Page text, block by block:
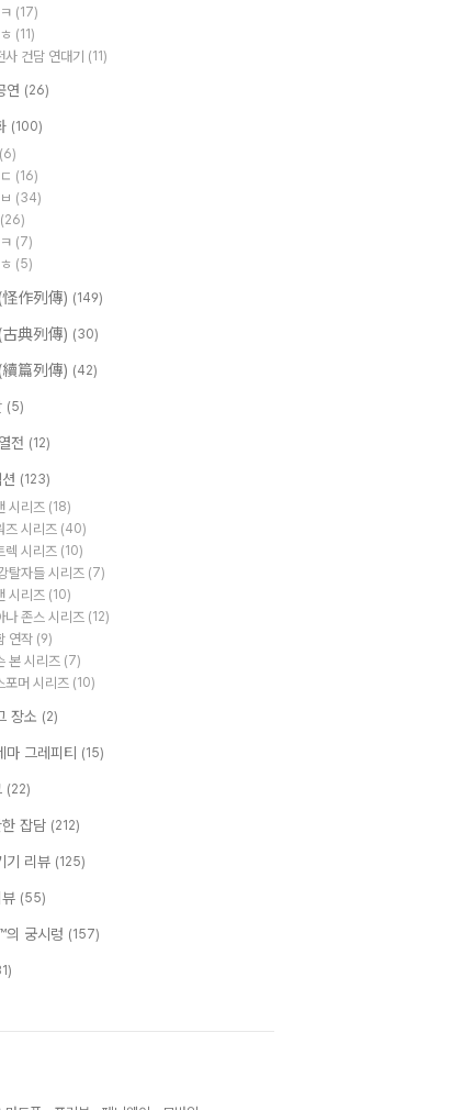
(17)
(11)
사 건담 연대기 (11)
연 (26)
(100)
(6)
(16)
(34)
(26)
(7)
(5)
怪作列傳) (149)
古典列傳) (30)
續篇列傳) (42)
(5)
전 (12)
(123)
시리즈 (18)
즈 시리즈 (40)
렉 시리즈 (10)
탈자들 시리즈 (7)
시리즈 (10)
나 존스 시리즈 (12)
연작 (9)
본 시리즈 (7)
포머 시리즈 (10)
장소 (2)
마 그레피티 (15)
(22)
잡담 (212)
기 리뷰 (125)
(55)
의 궁시렁 (157)